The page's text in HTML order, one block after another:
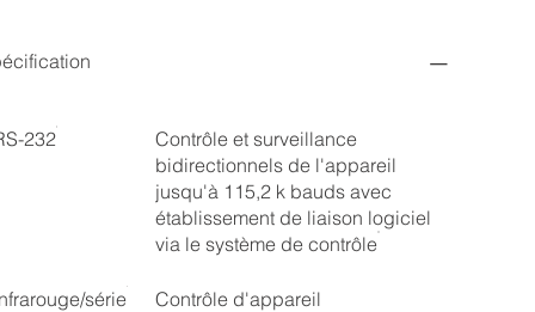
232
Contrôle et surveillance
bidirectionnels de l'appareil
jusqu'à 115,2 k bauds avec
établissement de liaison logiciel
via le système de contrôle
série
Contrôle d'appareil